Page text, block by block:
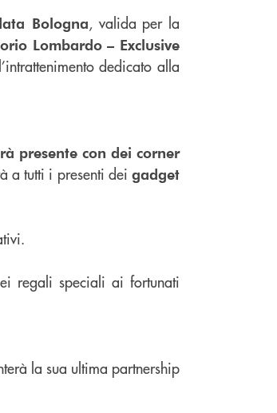
Bologna, valida per la
Lombardo – Exclusive
dedicato alla
presente con dei corner
a tutti i presenti dei gadget
regali speciali ai fortunati
la sua ultima partnership